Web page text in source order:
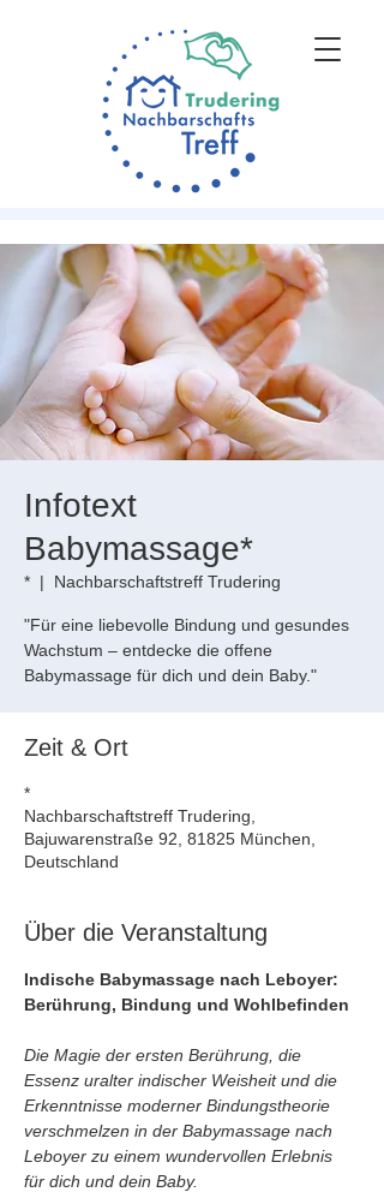
Infotext
Babymassage*
*
  |
Nachbarschaftstreff Trudering
"Für eine liebevolle Bindung und gesundes
Wachstum – entdecke die offene
Babymassage für dich und dein Baby."
Zeit & Ort
*
Nachbarschaftstreff Trudering,
Bajuwarenstraße 92, 81825 München,
Deutschland
Über die Veranstaltung
Indische Babymassage nach Leboyer:
Berührung, Bindung und Wohlbefinden
Die Magie der ersten Berührung, die
Essenz uralter indischer Weisheit und die
Erkenntnisse moderner Bindungstheorie
verschmelzen in der Babymassage nach
Leboyer zu einem wundervollen Erlebnis
für dich und dein Baby.